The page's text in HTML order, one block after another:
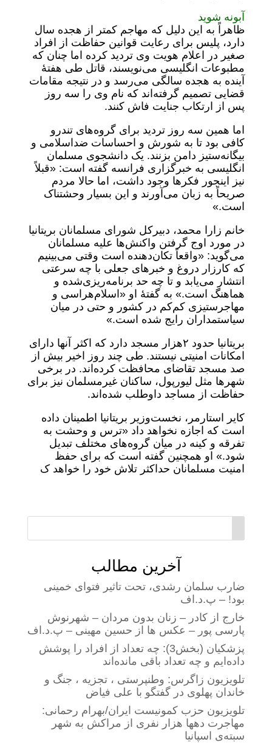
آبونه شوید
ظاهراً به این دلیل که مهاجم کمتر از هجده سال
دارد، پلیس برای رعایت قوانین حفاظت از افراد
صغیر در اعلام هویت وی تردید کرده اما چنان که
مطبوعات انگلیسی می‌نویسند، قاتل طی هفتۀ
آینده به هجده سالگی می‌رسد و در نتیجه مقامات
قضایی تصمیم گرفته‌اند که نام وی را سه روز
پس از ارتکاب جنایت فاش کنند.
اما همین سه روز تردید برای گروه‌های تندرو
کافی بود تا به شورش و احساسات ضداسلامی و
بیگانه‌ستیز دامن بزنند. یک دانشجوی مسلمان
انگلیسی به خبرگزاری فرانسه گفته است: «قبلاً
نیز اینجور فکرها وجود داشت، اما حالا مردم
صریحاً به زبان می‌آورند و این بسیار وحشتناک
است.»
خانم زارا محمد، دبیرکل شورای مسلمانان بریتانیا
در مورد اوج گرفتن واکنش‌ها علیه مسلمانان
می‌گوید: «واقعاً تکان‌دهنده است وقتی می‌بینیم
که کارزار دروغ و خبرهای جعلی با چه سرعتی
انتشار می‌یابد و تا چه حد برنامه‌ریزی‌شده و
هماهنگ است.» به گفتۀ او «اسلام‌هراسی و
مهاجرستیزی کم‌کم در کشور و حتی در میان
سیاستمداران رایج شده است.»
بریتانیا حدود ۲‌هزار مسجد دارد که اکثر آنها دارای
امکانات امنیتی نیستند. طی چند روز اخیر بیش از
صد مسجد تقاضای محافظت کرده‌اند. در برخی
شهرها مثل لیورپول، ساکنان غیرمسلمان نیز برای
حفاظت از مساجد داوطلب شده‌اند.
کا‌یر استارمر، نخست‌وزیر بریتانیا اطمینان داده
است که اجازه نخواهد داد «ترس و وحشت به
تفرقه و کینه در میان گروه‌های مختلف تبدیل
شود.» او همچنین گفته است که برای حفظ
امنیت مسلمانان حداکثر تلاش خود را خواهد ک
آخرین مطالب
ضارب سلمان رشدی، تحت تاثیر فتوای خمینی
بود! – پ.د.اف
خارج از کادر – زنان بدون مردان – شهرنوش
پارسی پور – عکس ها از حسین مهینی – پ.د.اف
پزشکیان (بخش3): چه تعداد از افراد را پوشش
داده‌ایم و چه تعداد باقی مانده‌اند
تلویزیون زاگرس: وطنپرستی ، تجزیه ، جنگ و
خاندان پهلوی در گفتگو با علی فیاض
تلویزیون حزب کمونیست ایران/بهرام رحمانی:
مهاجرت دهها هزار نفری از مراکش به شهر
سبته‌ی اسپانیا